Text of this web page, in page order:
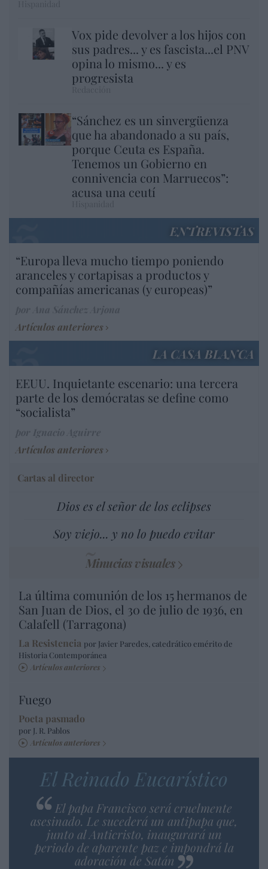
Vox pide devolver a los hijos con
sus padres... y es fascista...el PNV
opina lo mismo... y es
progresista
“Sánchez es un sinvergüenza
que ha abandonado a su país,
porque Ceuta es España.
Tenemos un Gobierno en
connivencia con Marruecos”:
acusa una ceutí
ENTREVISTAS
“Europa lleva mucho tiempo poniendo
aranceles y cortapisas a productos y
compañías americanas (y europeas)”
Artículos anteriores
LA CASA BLANCA
EEUU. Inquietante escenario: una tercera
parte de los demócratas se define como
“socialista”
Artículos anteriores
Cartas al director
Dios es el señor de los eclipses
Soy viejo... y no lo puedo evitar
Minucias visuales
La última comunión de los 15 hermanos de
San Juan de Dios, el 30 de julio de 1936, en
Calafell (Tarragona)
La Resistencia por Javier Paredes, catedrático emérito de
Historia Contemporánea
Artículos anteriores
Fuego
Poeta pasmado
por J. R. Pablos
Artículos anteriores
El Reinado Eucarístico
El papa Francisco será cruelmente
asesinado. Le sucederá un antipapa que,
junto al Anticristo, inaugurará un
periodo de aparente paz e impondrá la
adoración de Satán